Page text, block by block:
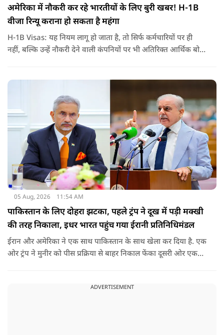
अमेरिका में नौकरी कर रहे भारतीयों के लिए बुरी खबर! H-1B
वीजा रिन्यू कराना हो सकता है महंगा
H-1B Visas: यह नियम लागू हो जाता है, तो सिर्फ कर्मचारियों पर ही
नहीं, बल्कि उन्हें नौकरी देने वाली कंपनियों पर भी अतिरिक्त आर्थिक बोझ
वीजा का समय-समय पर नवीनीकरण कराते हैं.
05 Aug, 2026 11:54 AM
पाकिस्तान के लिए दोहरा झटका, पहले ट्रंप ने दूख में पड़ी मक्खी
की तरह निकाला, इधर भारत पहुंच गया ईरानी प्रतिनिधिमंडल
ईरान और अमेरिका ने एक साथ पाकिस्तान के साथ खेला कर दिया है. एक
ओर ट्रंप ने मुनीर को पीस प्रक्रिया से बाहर निकाल फेंका दूसरी ओर एक
ADVERTISEMENT